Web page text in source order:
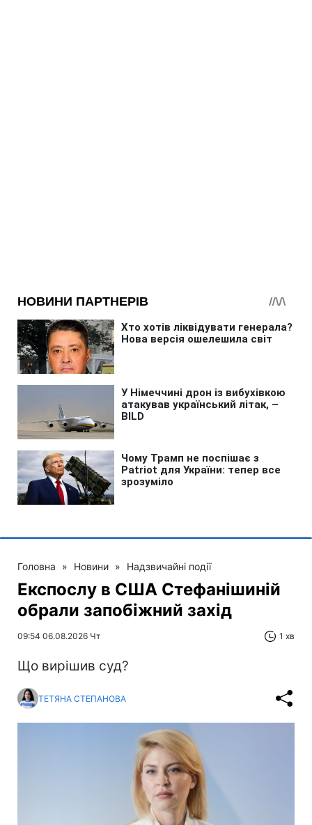
Головна » Новини » Надзвичайні події
Експослу в США Стефанішиній
обрали запобіжний захід
09:54 06.08.2026 Чт 1 хв
Що вирішив суд?
ТЕТЯНА СТЕПАНОВА